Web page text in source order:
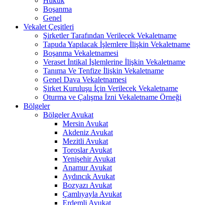
Boşanma
Genel
Vekalet Çeşitleri
Şirketler Tarafından Verilecek Vekaletname
Tapuda Yapılacak İşlemlere İlişkin Vekaletname
Boşanma Vekaletnamesi
Veraset İntikal İşlemlerine İlişkin Vekaletname
Tanıma Ve Tenfize İlişkin Vekaletname
Genel Dava Vekaletnamesi
Şirket Kuruluşu İçin Verilecek Vekaletname
Oturma ve Çalışma İzni Vekaletname Örneği
Bölgeler
Bölgeler Avukat
Mersin Avukat
Akdeniz Avukat
Mezitli Avukat
Toroslar Avukat
Yenişehir Avukat
Anamur Avukat
Aydıncık Avukat
Bozyazı Avukat
Çamlıyayla Avukat
Erdemli Avukat